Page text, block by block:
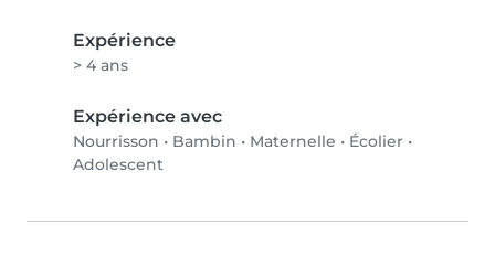
Expérience
> 4 ans
Expérience avec
Nourrisson • Bambin • Maternelle • Écolier •
Adolescent